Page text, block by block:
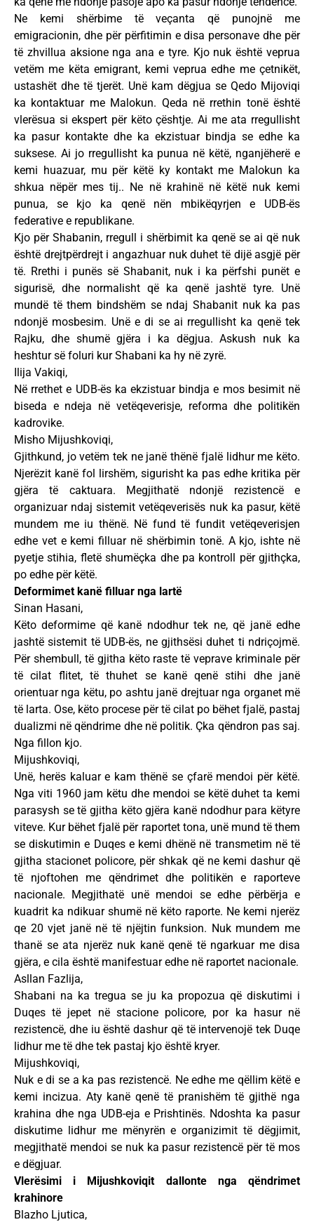
Ne kemi shërbime të veçanta që punojnë me
emigracionin, dhe për përfitimin e disa personave dhe për
të zhvillua aksione nga ana e tyre. Kjo nuk është veprua
vetëm me këta emigrant, kemi veprua edhe me çetnikët,
ustashët dhe të tjerët. Unë kam dëgjua se Qedo Mijoviqi
ka kontaktuar me Malokun. Qeda në rrethin tonë është
vlerësua si ekspert për këto çështje. Ai me ata rregullisht
ka pasur kontakte dhe ka ekzistuar bindja se edhe ka
suksese. Ai jo rregullisht ka punua në këtë, nganjëherë e
kemi huazuar, mu për këtë ky kontakt me Malokun ka
shkua nëpër mes tij.. Ne në krahinë në këtë nuk kemi
punua, se kjo ka qenë nën mbikëqyrjen e UDB-ës
federative e republikane.
Kjo për Shabanin, rregull i shërbimit ka qenë se ai që nuk
është drejtpërdrejt i angazhuar nuk duhet të dijë asgjë për
të. Rrethi i punës së Shabanit, nuk i ka përfshi punët e
sigurisë, dhe normalisht që ka qenë jashtë tyre. Unë
mundë të them bindshëm se ndaj Shabanit nuk ka pas
ndonjë mosbesim. Unë e di se ai rregullisht ka qenë tek
Rajku, dhe shumë gjëra i ka dëgjua. Askush nuk ka
heshtur së foluri kur Shabani ka hy në zyrë.
Ilija Vakiqi,
Në rrethet e UDB-ës ka ekzistuar bindja e mos besimit në
biseda e ndeja në vetëqeverisje, reforma dhe politikën
kadrovike.
Misho Mijushkoviqi,
Gjithkund, jo vetëm tek ne janë thënë fjalë lidhur me këto.
Njerëzit kanë fol lirshëm, sigurisht ka pas edhe kritika për
gjëra të caktuara. Megjithatë ndonjë rezistencë e
organizuar ndaj sistemit vetëqeverisës nuk ka pasur, këtë
mundem me iu thënë. Në fund të fundit vetëqeverisjen
edhe vet e kemi filluar në shërbimin tonë. A kjo, ishte në
pyetje stihia, fletë shumëçka dhe pa kontroll për gjithçka,
po edhe për këtë.
Deformimet kanë filluar nga lartë
Sinan Hasani,
Këto deformime që kanë ndodhur tek ne, që janë edhe
jashtë sistemit të UDB-ës, ne gjithsësi duhet ti ndriçojmë.
Për shembull, të gjitha këto raste të veprave kriminale për
të cilat flitet, të thuhet se kanë qenë stihi dhe janë
orientuar nga këtu, po ashtu janë drejtuar nga organet më
të larta. Ose, këto procese për të cilat po bëhet fjalë, pastaj
dualizmi në qëndrime dhe në politik. Çka qëndron pas saj.
Nga fillon kjo.
Mijushkoviqi,
Unë, herës kaluar e kam thënë se çfarë mendoi për këtë.
Nga viti 1960 jam këtu dhe mendoi se këtë duhet ta kemi
parasysh se të gjitha këto gjëra kanë ndodhur para këtyre
viteve. Kur bëhet fjalë për raportet tona, unë mund të them
se diskutimin e Duqes e kemi dhënë në transmetim në të
gjitha stacionet policore, për shkak që ne kemi dashur që
të njoftohen me qëndrimet dhe politikën e raporteve
nacionale. Megjithatë unë mendoi se edhe përbërja e
kuadrit ka ndikuar shumë në këto raporte. Ne kemi njerëz
qe 20 vjet janë në të njëjtin funksion. Nuk mundem me
thanë se ata njerëz nuk kanë qenë të ngarkuar me disa
gjëra, e cila është manifestuar edhe në raportet nacionale.
Asllan Fazlija,
Shabani na ka tregua se ju ka propozua që diskutimi i
Duqes të jepet në stacione policore, por ka hasur në
rezistencë, dhe iu është dashur që të intervenojë tek Duqe
lidhur me të dhe tek pastaj kjo është kryer.
Mijushkoviqi,
Nuk e di se a ka pas rezistencë. Ne edhe me qëllim këtë e
kemi incizua. Aty kanë qenë të pranishëm të gjithë nga
krahina dhe nga UDB-eja e Prishtinës. Ndoshta ka pasur
diskutime lidhur me mënyrën e organizimit të dëgjimit,
megjithatë mendoi se nuk ka pasur rezistencë për të mos
e dëgjuar.
Vlerësimi i Mijushkoviqit dallonte nga qëndrimet
krahinore
Blazho Ljutica,